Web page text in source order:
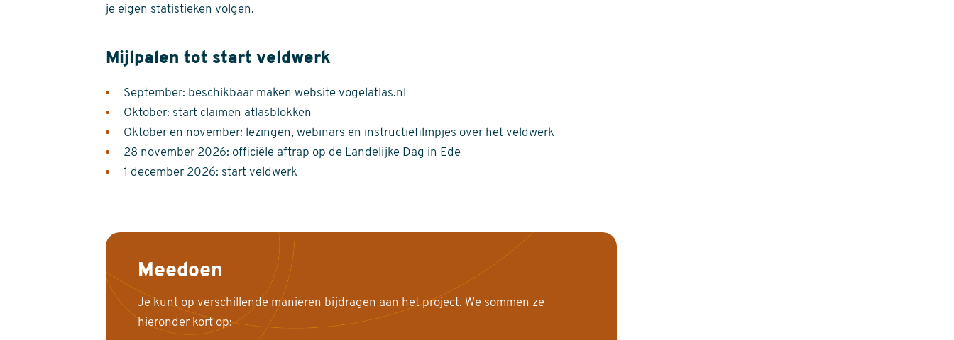
je eigen statistieken volgen.
Mijlpalen tot start veldwerk
September: beschikbaar maken website vogelatlas.nl
Oktober: start claimen atlasblokken
Oktober en november: lezingen, webinars en instructiefilmpjes over het veldwerk
28 november 2026: officiële aftrap op de Landelijke Dag in Ede
1 december 2026: start veldwerk
Meedoen
Je kunt op verschillende manieren bijdragen aan het project. We sommen ze
hieronder kort op: